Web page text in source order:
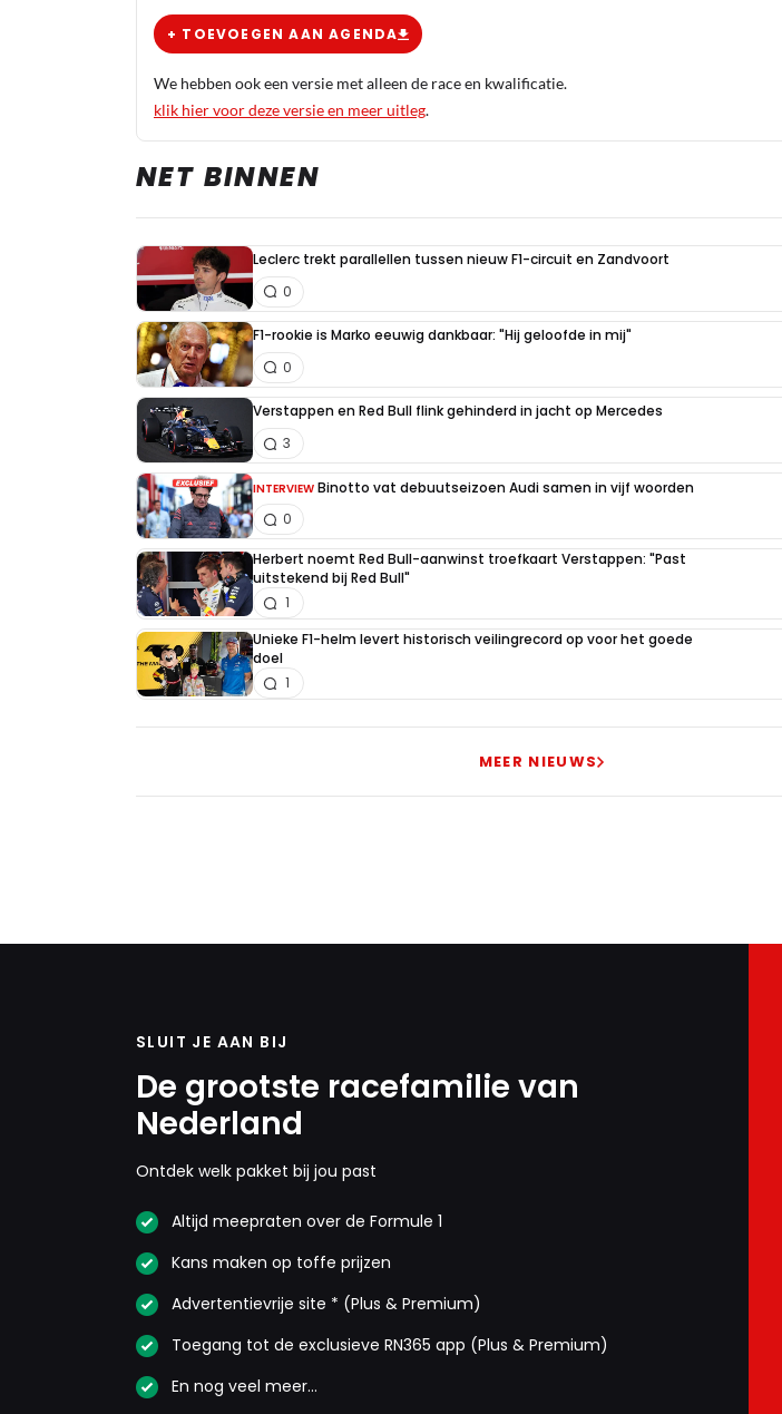
+ TOEVOEGEN AAN AGENDA
We hebben ook een versie met alleen de race en kwalificatie.
klik hier voor deze versie en meer uitleg.
NET BINNEN
Leclerc trekt parallellen tussen nieuw F1-circuit en Zandvoort
0
F1-rookie is Marko eeuwig dankbaar: "Hij geloofde in mij"
0
Verstappen en Red Bull flink gehinderd in jacht op Mercedes
3
INTERVIEW Binotto vat debuutseizoen Audi samen in vijf woorden
0
Herbert noemt Red Bull-aanwinst troefkaart Verstappen: "Past
uitstekend bij Red Bull"
1
Unieke F1-helm levert historisch veilingrecord op voor het goede
doel
1
MEER NIEUWS
SLUIT JE AAN BIJ
De grootste racefamilie van
Nederland
Ontdek welk pakket bij jou past
Altijd meepraten over de Formule 1
Kans maken op toffe prijzen
Advertentievrije site * (Plus & Premium)
Toegang tot de exclusieve RN365 app (Plus & Premium)
En nog veel meer…